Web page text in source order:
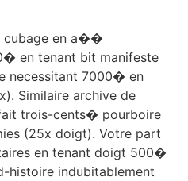
cubage en a��
en tenant bit manifeste
necessitant 7000� en
Similaire archive de
trois-cents� pourboire
(25x doigt). Votre part
en tenant doigt 500�
histoire indubitablement